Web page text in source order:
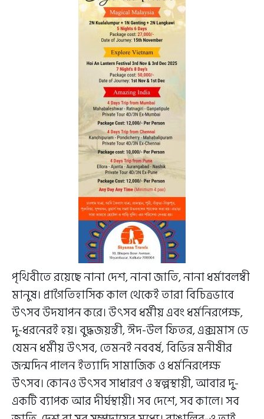
পৃথিবীতে রয়েছে নানা দেশ, নানা জাতি, নানা ধর্মাবলম্বী
মানুষ। প্রাগৈতিহাসিক কাল থেকেই তারা বিচিত্রভাবে
উৎসব উদযাপন করে। উৎসব ধর্মীয় এবং ধর্মনিরপেক্ষ,
দু-ধরনেরই হয়। বুদ্ধজয়ন্তী, ঈদ-উল ফিতর, এক্সমাস ডে
যেমন ধর্মীয় উৎসব, তেমনই নববর্ষ, বিভিন্ন মনীষীর
জন্মদিন পালন ইত্যাদি সামাজিক ও ধর্মনিরপেক্ষ
উৎসব। কোনও উৎসব সাধারণ ও স্বল্পস্থায়ী, আবার দু-
একটি ব্যাপক আর দীর্ঘস্থায়ী। সব দেশে, সব কালে। সব